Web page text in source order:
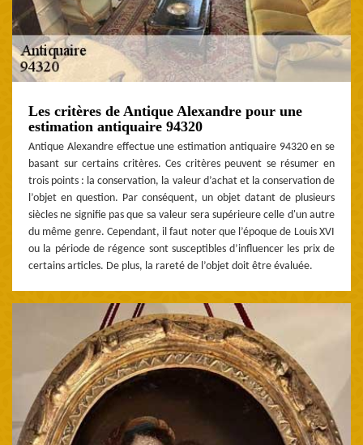
Les critères de Antique Alexandre pour une
estimation antiquaire 94320
Antique Alexandre effectue une estimation antiquaire 94320 en se
basant sur certains critères. Ces critères peuvent se résumer en
trois points : la conservation, la valeur d’achat et la conservation de
l’objet en question. Par conséquent, un objet datant de plusieurs
siècles ne signifie pas que sa valeur sera supérieure celle d'un autre
du même genre. Cependant, il faut noter que l’époque de Louis XVI
ou la période de régence sont susceptibles d’influencer les prix de
certains articles. De plus, la rareté de l’objet doit être évaluée.